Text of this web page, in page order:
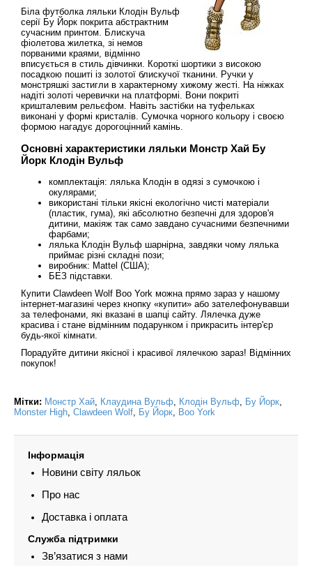
Біла футболка ляльки Клодін Вульф
серії Бу Йорк покрита абстрактним
сучасним принтом. Блискуча
фіолетова жилетка, зі немов
порваними краями, відмінно
вписується в стиль дівчинки. Короткі шортики з високою
посадкою пошиті із золотої блискучої тканини. Ручки у
монстряшкі застигли в характерному хижому жесті. На ніжках
надіті золоті черевички на платформі. Вони покриті
кришталевим рельєфом. Навіть застібки на туфельках
виконані у формі кристалів. Сумочка чорного кольору і своєю
формою нагадує дорогоцінний камінь.
Основні характеристики ляльки Монстр Хай Бу
Йорк Клодін Вульф
комплектація: лялька Клодін в одязі з сумочкою і
окулярами;
використані тільки якісні екологічно чисті матеріали
(пластик, гума), які абсолютно безпечні для здоров'я
дитини, макіяж так само завдано сучасними безпечними
фарбами;
лялька Клодін Вульф шарнірна, завдяки чому лялька
приймає різні складні пози;
виробник: Mattel (США);
БЕЗ підставки.
Купити Clawdeen Wolf Boo York можна прямо зараз у нашому
інтернет-магазині через кнопку «купити» або зателефонувавши
за телефонами, які вказані в шапці сайту. Лялечка дуже
красива і стане відмінним подарунком і прикрасить інтер'єр
будь-якої кімнати.
Порадуйте дитини якісної і красивої лялечкою зараз! Відмінних
покупок!
Мітки: Монстр Хай Клаудина Вульф Клодін Вульф Бу Йорк
Monster High Clawdeen Wolf Бу Йорк Boo York
Інформація
Новини світу ляльок
Про нас
Доставка і оплата
Служба підтримки
Зв’язатися з нами